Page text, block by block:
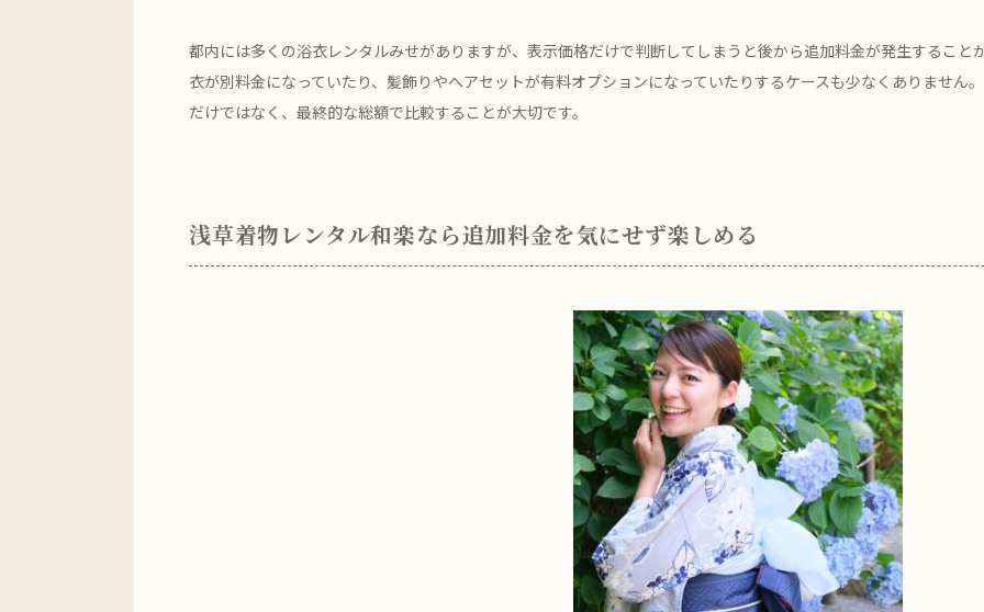
都内には多くの浴衣レンタルみせがありますが、表示価格だけで判断してしまうと後から追加料金が発生すること
衣が別料金になっていたり、髪飾りやへアセットが有料オプションになっていたりするケースも少なくありません
だけではなく、最終的な総額で比較することが大切です。
浅草着物レンタル和楽なら追加料金を気にせず楽しめる